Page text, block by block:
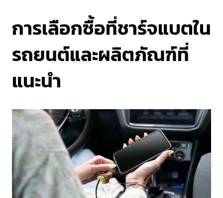
การเลือกซื้อที่ชาร์จแบตใน
รถยนต์และผลิตภัณฑ์ที่
แนะนำ